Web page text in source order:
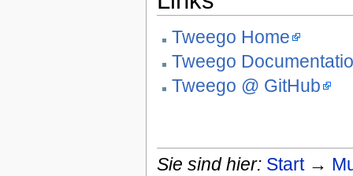
Tweego Home
Tweego
Tweego @ GitHub
Sie sind hier: Start→